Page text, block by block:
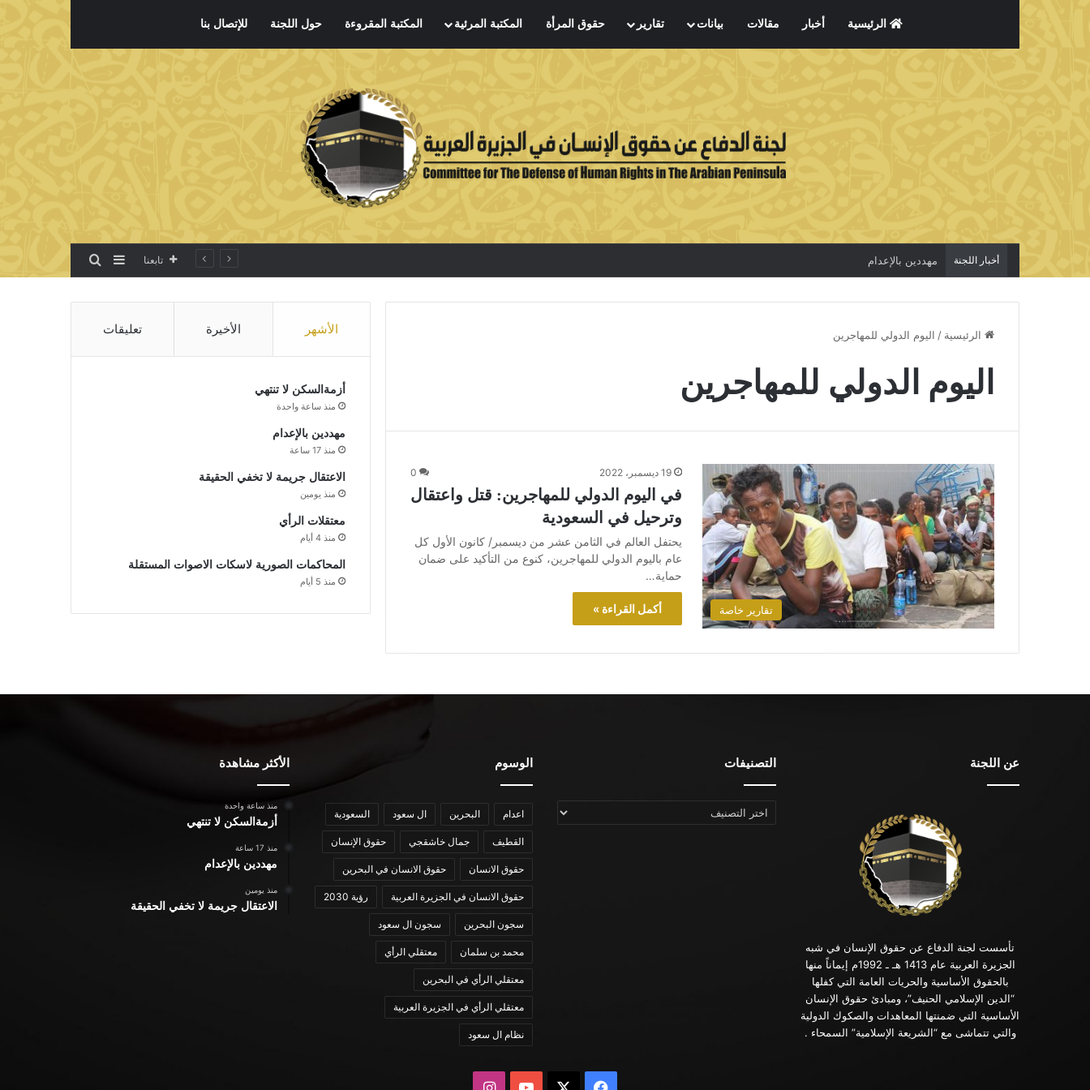
الرئيسية أخبار مقالات بيانات تقارير حقوق المرأة المكتبة المرئية المكتبة المقروءة حول اللجنة للإتصال بنا
أخبار اللجنة مهددين بالإعدام تابعنا إضافة عمود جانبي
بحث عن
الرئيسية / اليوم الدولي للمهاجرين
اليوم الدولي للمهاجرين
تقارير خاصة
19 ديسمبر، 2022 0
في اليوم الدولي للمهاجرين: قتل واعتقال
وترحيل في السعودية
يحتفل العالم في الثامن عشر من ديسمبر/ كانون الأول كل
عام باليوم الدولي للمهاجرين، كنوع من التأكيد على ضمان
حماية…
أكمل القراءة »
الأشهر الأخيرة تعليقات
أزمةالسكن لا تنتهي
منذ ساعة واحدة
مهددين بالإعدام
منذ 17 ساعة
الاعتقال جريمة لا تخفي الحقيقة
منذ يومين
معتقلات الرأي
منذ 4 أيام
المحاكمات الصورية لاسكات الاصوات المستقلة
منذ 5 أيام
عن اللجنة
تأسست لجنة الدفاع عن حقوق الإنسان في شبه
الجزيرة العربية عام 1413 هـ ـ 1992م إيماناً منها
بالحقوق الأساسية والحريات العامة التي كفلها
“الدين الإسلامي الحنيف”، ومبادئ حقوق الإنسان
الأساسية التي ضمنتها المعاهدات والصكوك الدولية
والتي تتماشى مع “الشريعة الإسلامية” السمحاء .
التصنيفات
التصنيفات
الوسوم
اعدام البحرين ال سعود السعودية
القطيف جمال خاشقجي حقوق الإنسان
حقوق الانسان حقوق الانسان في البحرين
حقوق الانسان في الجزيرة العربية رؤية 2030
سجون البحرين سجون ال سعود
محمد بن سلمان معتقلي الرأي
معتقلي الرأي في البحرين
معتقلي الرأي في الجزيرة العربية
نظام ال سعود
الأكثر مشاهدة
منذ ساعة واحدة
أزمةالسكن لا تنتهي
منذ 17 ساعة
مهددين بالإعدام
منذ يومين
الاعتقال جريمة لا تخفي الحقيقة
فيسبوك يوتيوبانستقرام